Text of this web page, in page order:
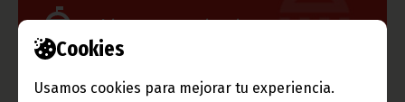
Cookies
Usamos cookies para mejorar tu experiencia.
Gobierno e Instituciones